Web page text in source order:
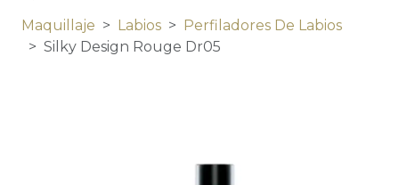
Maquillaje Labios
Perfiladores De Labios
Silky Design Rouge Dr05